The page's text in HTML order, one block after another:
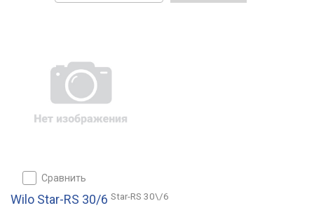
сравнить
Wilo Star-RS 30/6 Star-RS 30\/6